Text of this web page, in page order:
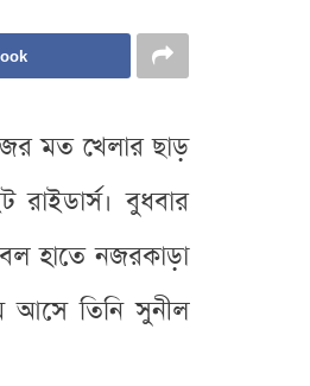
মত খেলার ছাড়
বুধবার
হাতে নজরকাড়া
আসে তিনি সুনীল